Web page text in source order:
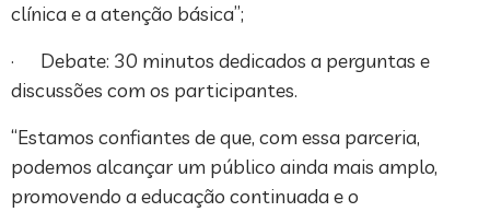
clínica e a atenção básica”;
· Debate: 30 minutos dedicados a perguntas e
discussões com os participantes.
“Estamos confiantes de que, com essa parceria,
podemos alcançar um público ainda mais amplo,
promovendo a educação continuada e o